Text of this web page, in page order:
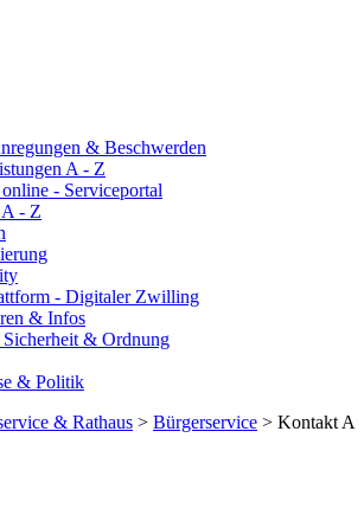
& Beschwerden
A - Z
- Serviceportal
- Z
- Digitaler Zwilling
& Infos
Sicherheit & Ordnung
& Politik
& Rathaus > Bürgerservice > Kontakt A